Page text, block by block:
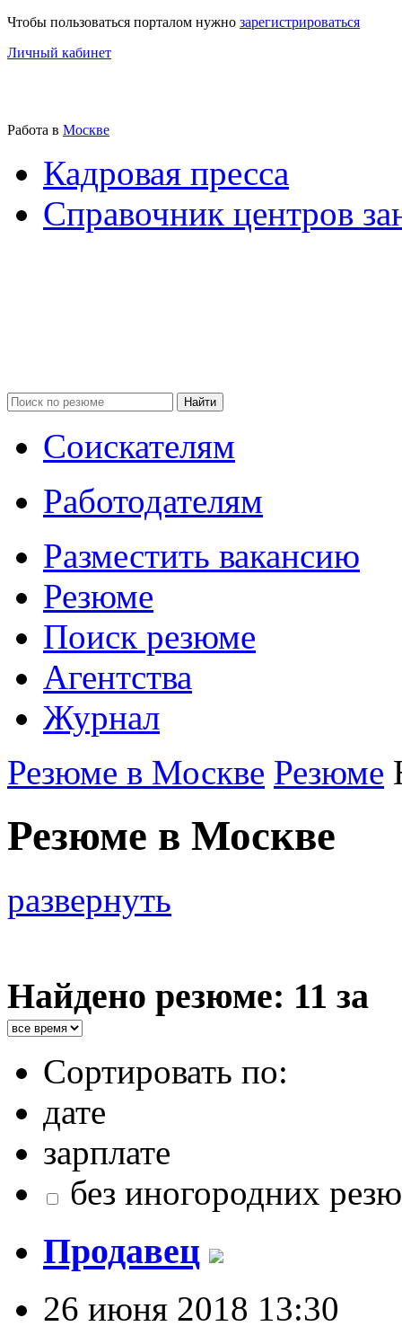
Чтобы пользоваться порталом нужно зарегистрироваться
Личный кабинет
Работа в Москве
Кадровая пресса
Справочник центров
Соискателям
Работодателям
Разместить вакансию
Резюме
Поиск резюме
Агентства
Журнал
Резюме в Москве Резюме
Резюме в Москве
развернуть
Найдено резюме: 11 за
Сортировать по:
дате
зарплате
без иногородних
Продавец
26 июня 2018 13:30